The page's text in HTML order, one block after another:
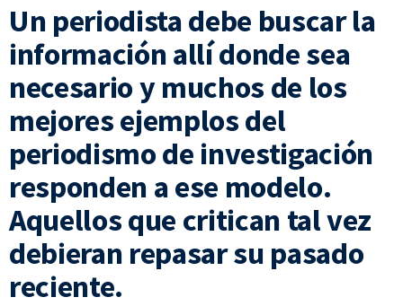
Un periodista debe buscar la
información allí donde sea
necesario y muchos de los
mejores ejemplos del
periodismo de investigación
responden a ese modelo.
Aquellos que critican tal vez
debieran repasar su pasado
reciente.